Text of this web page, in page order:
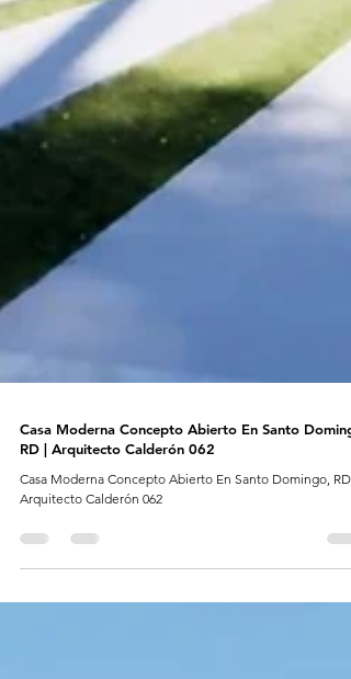
Casa Moderna Concepto Abierto En Santo
RD | Arquitecto Calderón 062
Arquitecto Calderón 062